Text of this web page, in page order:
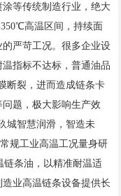
等传统制造行业，绝大
高温区间，持续面
严苛工况。很多企业设
指标不达标，普通油品
断裂，进而造成链条卡
题，极大影响生产效
城智慧润滑，智造未
规工业高温工况量身研
链条油，以精准耐温适
业高温链条设备提供长